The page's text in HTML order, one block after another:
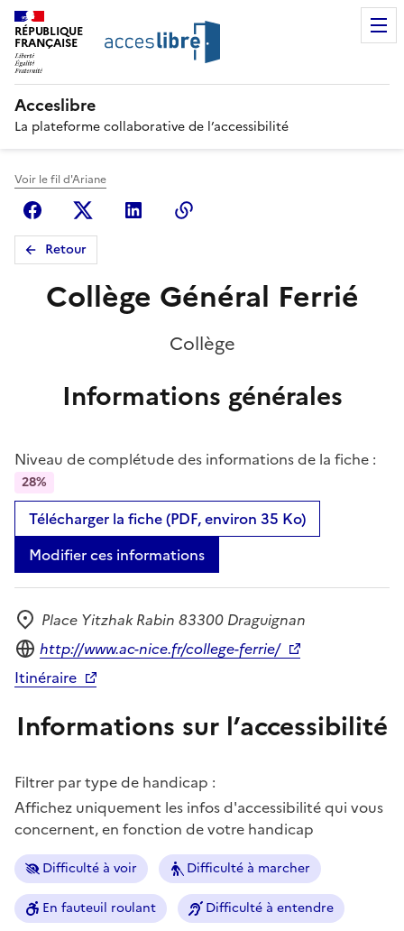
RÉPUBLIQUE
FRANÇAISE
Acceslibre
La plateforme collaborative de l’accessibilité
Voir le fil d'Ariane
FacebookX (anciennement Twitter)
Linkedin
Retour
Collège Général Ferrié
Collège
Informations générales
Niveau de complétude des informations de la fiche :
28%
Télécharger la fiche (PDF, environ 35 Ko)
Modifier ces informations
Adresse
Place Yitzhak Rabin 83300 Draguignan
Site internet
http://www.ac-nice.fr/college-ferrie/
Itinéraire
Informations sur l’accessibilité
Filtrer par type de handicap :
Affichez uniquement les infos d'accessibilité qui vous
concernent, en fonction de votre handicap
Difficulté à voir Difficulté à marcher
En fauteuil roulant Difficulté à entendre